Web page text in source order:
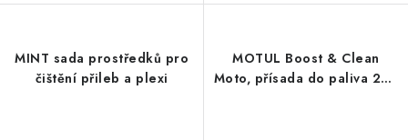
MINT sada prostředků pro
čištění přileb a plexi
MOTUL Boost & Clean
Moto, přísada do paliva 200